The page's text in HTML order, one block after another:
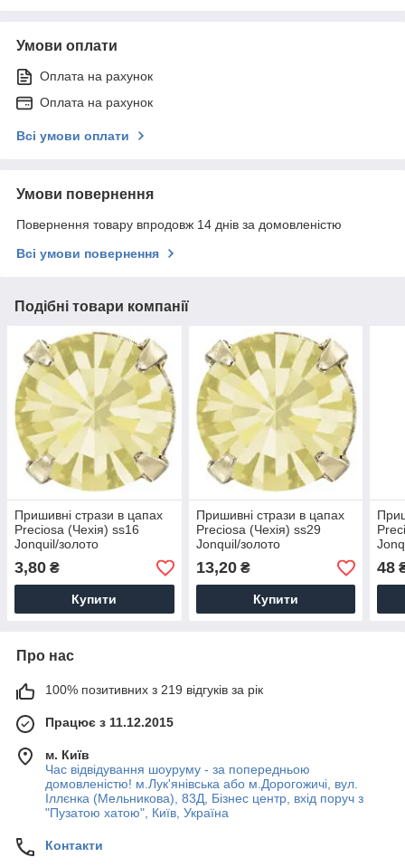
Умови оплати
Оплата на рахунок
Оплата на рахунок
Всі умови оплати
Умови повернення
Повернення товару впродовж 14 днів за домовленістю
Всі умови повернення
Подібні товари компанії
Пришивні стрази в цапах
Preciosa (Чехія) ss16
Jonquil/золото
3,80 ₴
Купити
Пришивні стрази в цапах
Preciosa (Чехія) ss29
Jonquil/золото
13,20₴
Купити
48
Про нас
100% позитивних з 219 відгуків за рік
Працює з 11.12.2015
м. Київ
Час відвідування шоуруму - за попередньою
домовленістю! м.Лук'янівська або м.Дорогожичі, вул.
Іллєнка (Мельникова), 83Д, Бізнес центр, вхід поруч з
"Пузатою хатою", Київ, Україна
Контакти